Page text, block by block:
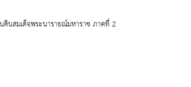
ดินสมเด็จพระนารายณ์มหาราช ภาคที่ 2